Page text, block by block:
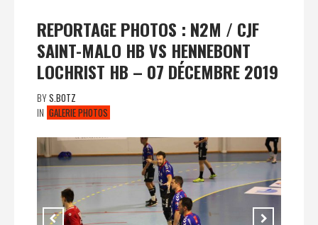
REPORTAGE PHOTOS : N2M / CJF
SAINT-MALO HB VS HENNEBONT
LOCHRIST HB – 07 DÉCEMBRE 2019
BYS.BOTZ
IN GALERIE PHOTOS